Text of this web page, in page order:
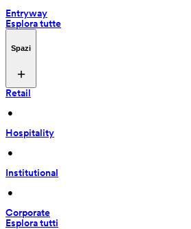
Entryway
Esplora tutte
Spazi
Retail
•
Hospitality
•
Institutional
•
Corporate
Esplora tutti